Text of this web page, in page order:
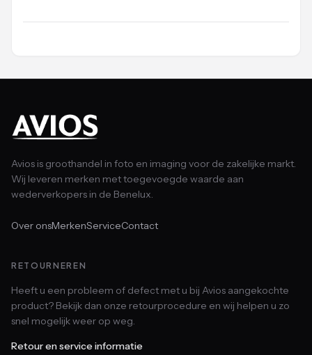
Avios is groothandel in foto en imaging voor de zakelijke markt.
Wij leveren merken met toegevoegde waarde aan
wederverkopers in de Benelux.
Over onsMerkenServiceContact
RETOURNEREN
Heeft u een probleem of defect met u bij Avios aangekochte
product? Bekijk dan onze retourprocedure en wij helpen u zo
snel mogelijk weer op weg.
Retour en service informatie